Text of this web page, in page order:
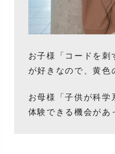
お子様「コードを刺
が好きなので、黄色
お母様「子供が科学
体験できる機会があ